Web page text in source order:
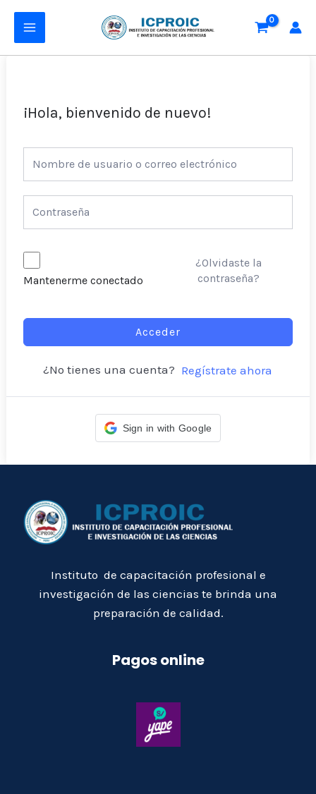
contenido
MAIN
MENU
¡Hola, bienvenido de nuevo!
Mantenerme conectado
¿Olvidaste la
contraseña?
Acceder
¿No tienes una cuenta? Regístrate ahora
Sign in with Google
Instituto de capacitación profesional e
investigación de las ciencias te brinda una
preparación de calidad.
Pagos online